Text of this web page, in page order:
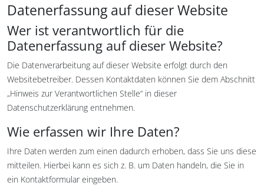
Datenerfassung auf dieser Website
Wer ist verantwortlich für die
Datenerfassung auf dieser Website?
Die Datenverarbeitung auf dieser Website erfolgt durch den
Websitebetreiber. Dessen Kontaktdaten können Sie dem Abschnitt
„Hinweis zur Verantwortlichen Stelle“ in dieser
Datenschutzerklärung entnehmen.
Wie erfassen wir Ihre Daten?
Ihre Daten werden zum einen dadurch erhoben, dass Sie uns diese
mitteilen. Hierbei kann es sich z. B. um Daten handeln, die Sie in
ein Kontaktformular eingeben.